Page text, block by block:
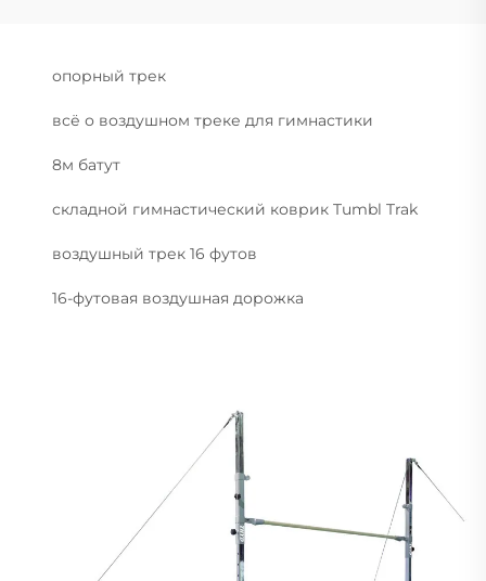
опорный трек
всё о воздушном треке для гимнастики
8м батут
складной гимнастический коврик Tumbl Trak
воздушный трек 16 футов
16-футовая воздушная дорожка